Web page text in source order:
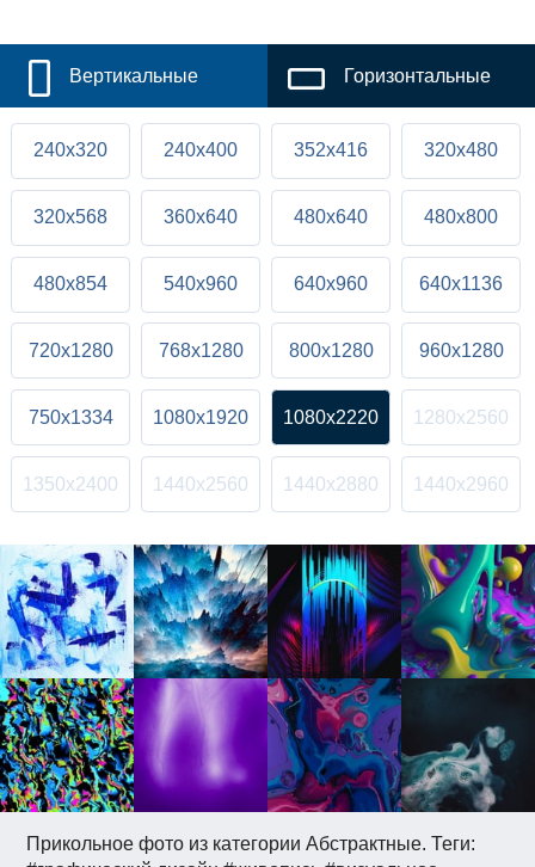
Прикольное фото из категории Абстрактные. Теги:
Вертикальные Горизонтальные
240x320 240x400 352x416 320x480
320x568 360x640 480x640 480x800
480x854 540x960 640x960 640x1136
720x1280 768x1280 800x1280 960x1280
750x1334 1080x1920 1080x2220 1280x2560
1350x2400 1440x2560 1440x2880 1440x2960